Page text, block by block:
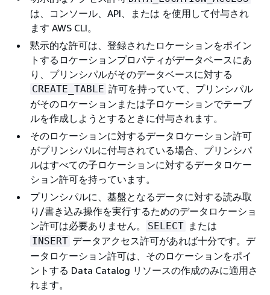
は、コンソール、API、または を使用して付与され
ます AWS CLI。
黙示的な許可は、登録されたロケーションをポイン
トするロケーションプロパティがデータベースにあ
り、プリンシパルがそのデータベースに対する
CREATE_TABLE 許可を持っていて、プリンシパル
がそのロケーションまたは子ロケーションでテーブ
ルを作成しようとするときに付与されます。
そのロケーションに対するデータロケーション許可
がプリンシパルに付与されている場合、プリンシパ
ルはすべての子ロケーションに対するデータロケー
ション許可を持っています。
プリンシパルに、基盤となるデータに対する読み取
り/書き込み操作を実行するためのデータロケーショ
ン許可は必要ありません。
SELECT または
INSERT データアクセス許可があれば十分です。デ
ータロケーション許可は、そのロケーションをポイ
ントする Data Catalog リソースの作成のみに適用さ
れます。